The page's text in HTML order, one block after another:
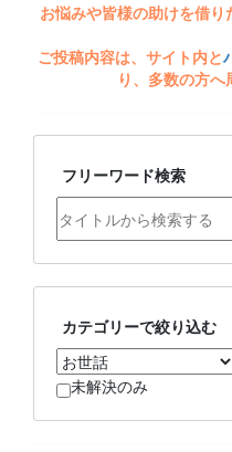
お悩みや皆様の助けを借
ご投稿内容は、サイト内と
り、多数の方へ
フリーワード検索
カテゴリーで絞り込む
未解決のみ